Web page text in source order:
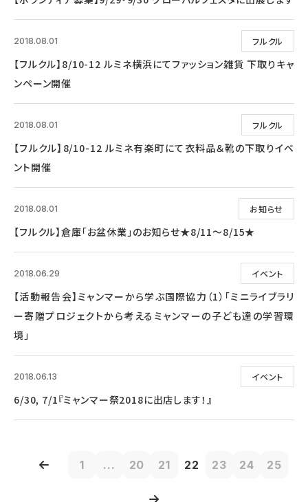
フルクル
2018.08.01
【フルクル】8/10-12 ルミネ横浜にてファッション雑貨 下取りキャ
ンペーン開催
フルクル
2018.08.01
【フルクル】8/10-12 ルミネ有楽町にて衣料品＆靴の下取りイベ
ント開催
お知らせ
2018.08.01
【フルクル】倉庫「お盆休業」のお知らせ★8/11～8/15★
イベント
2018.06.29
【活動報告会】ミャンマーから学ぶ国際協力（1）「ミニライブラリ
ー寄贈プロジェクトから考えるミャンマーの子ども達の学習環
境」
イベント
2018.06.13
6/30, 7/1『ミャンマー祭2018に出店します！』
1 ... 20 21 22 23 24 25